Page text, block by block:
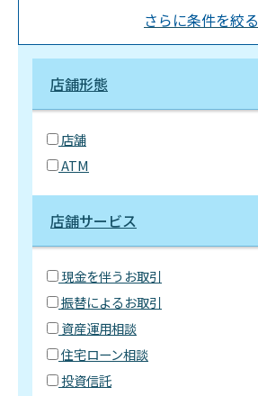
さらに条件を絞る
店舗形態
店舗
ATM
店舗サービス
現金を伴うお取引
振替によるお取引
資産運用相談
住宅ローン相談
投資信託